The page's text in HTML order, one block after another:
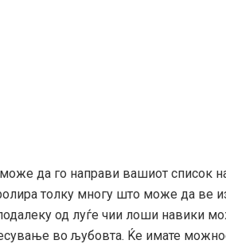
да го направи вашиот список
толку многу што може да ве
од луѓе чии лоши навики
во љубовта. Ќе имате